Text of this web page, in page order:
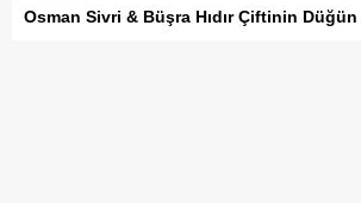
Osman Sivri & Büşra Hıdır Çiftinin